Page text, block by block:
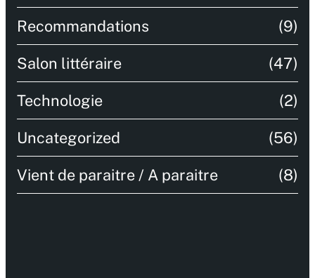
Recommandations (9)
Salon littéraire (47)
Technologie (2)
Uncategorized (56)
Vient de paraitre / A paraitre (8)